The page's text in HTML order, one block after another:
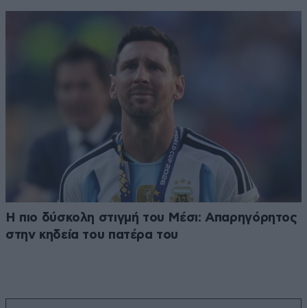
Η πιο δύσκολη στιγμή του Μέσι: Απαρηγόρητος
στην κηδεία του πατέρα του